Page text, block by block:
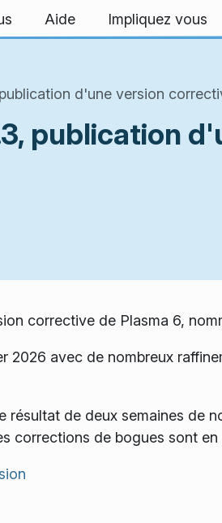
Aide Impliquez vous
d'une version
publication
corrective de Plasma 6,
2026 avec de nombreux
résultat de deux semaines de
corrections de bogues sont